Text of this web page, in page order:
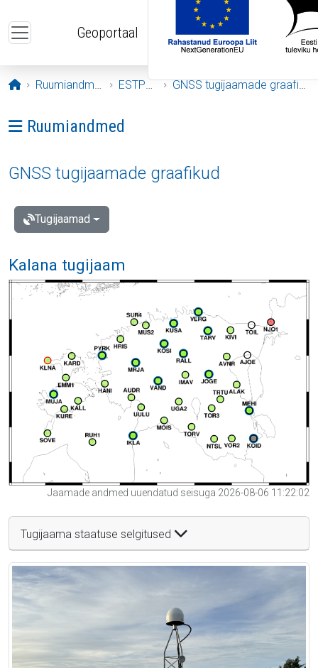
Geoportaal
Avaleht
Ruumiandmed ESTPOS GNSS tugijaamade graafikud
Ava menüü: Ruumiandmed
Ruumiandmed
GNSS tugijaamade graafikud
Tugijaamad
Kalana tugijaam
Jaamade andmed uuendatud seisuga 2026-08-06 11:22:02
Tugijaama staatuse selgitused